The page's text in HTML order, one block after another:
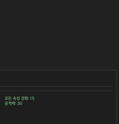
모든 속성 강화: 15
공격력: 30